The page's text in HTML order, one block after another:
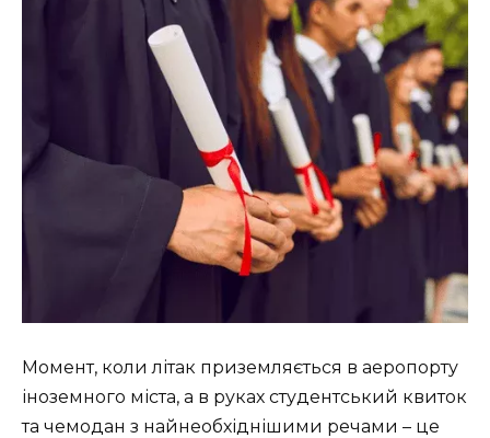
Момент, коли літак приземляється в аеропорту
іноземного міста, а в руках студентський квиток
та чемодан з найнеобхіднішими речами – це